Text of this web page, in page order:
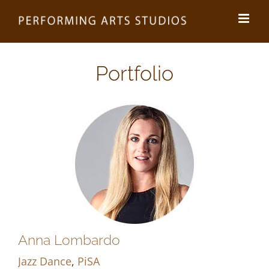
Inhalt
springen
Portfolio
Anna Lombardo
Jazz Dance, PiSA